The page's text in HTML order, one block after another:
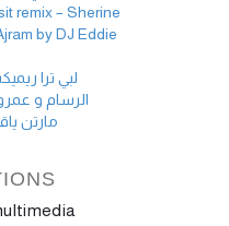
by DJ Eddie
لبي ترا
الرسام و
مارتن